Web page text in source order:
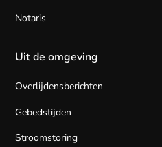
Notaris
Uit de omgeving
Overlijdensberichten
Gebedstijden
Stroomstoring